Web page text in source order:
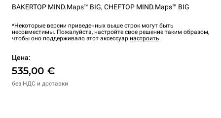
BAKERTOP MIND.Maps™ BIG, CHEFTOP MIND.Maps™ BIG
*Некоторые версии приведенных выше строк могут быть
несовместимы. Пожалуйста, настройте свое решение таким образом,
чтобы оно поддерживало этот аксессуар.настроить
Цена:
535,00 €
без НДС и доставки